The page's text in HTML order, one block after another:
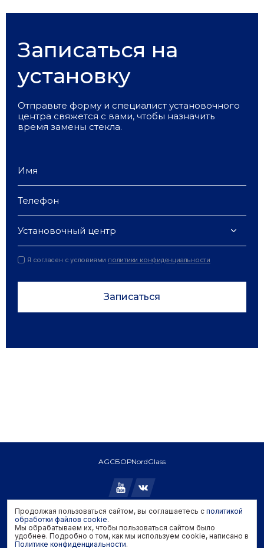
Записаться на
установку
Отправьте форму и специалист установочного
центра свяжется с вами, чтобы назначить
время замены стекла.
Установочный центр
Я согласен с условиями политики конфиденциальности
Записаться
AGCБОРNordGlass
Copyright © 2026 AGC. All rights reserved.
Политика конфиденциальности
Политика обработки файлов cookie
Продолжая пользоваться сайтом, вы соглашаетесь с политикой
обработки файлов cookie.
Мы обрабатываем их, чтобы пользоваться сайтом было
удобнее. Подробно о том, как мы используем cookie, написано в
Политике конфиденциальности.